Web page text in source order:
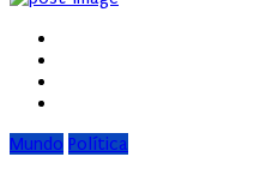
Mundo Política